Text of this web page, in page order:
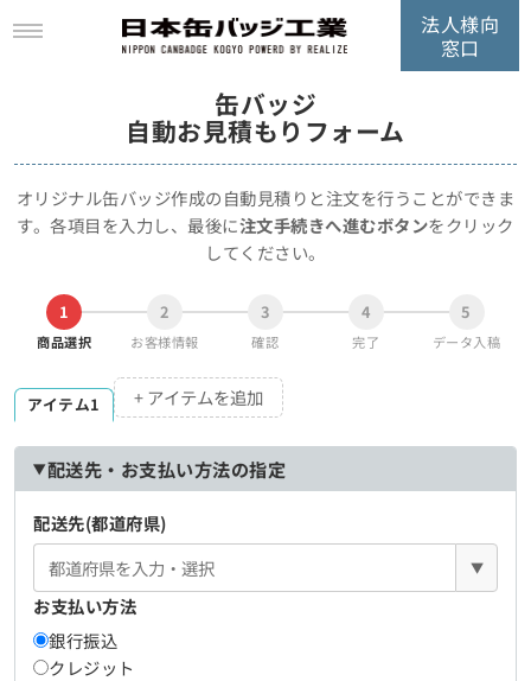
法人様向
窓口
缶バッジ
自動お見積もりフォーム
オリジナル缶バッジ作成の自動見積りと注文を行うことができま
す。各項目を入力し、最後に注文手続きへ進むボタンをクリック
してください。
1
商品選択
2
お客様情報
3
確認
4
完了
5
データ入稿
アイテム1 + アイテムを追加
配送先・お支払い方法の指定
配送先(都道府県)
▼
お支払い方法
銀行振込
クレジット